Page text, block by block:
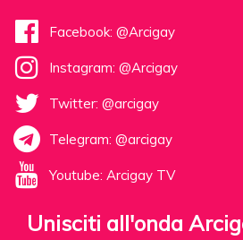
Facebook: @Arcigay
Instagram: @Arcigay
Twitter: @arcigay
Telegram: @arcigay
Youtube: Arcigay TV
Unisciti all'onda